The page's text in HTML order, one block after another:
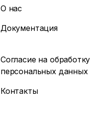
О нас
Документация
Согласие на обработку
персональных данных
Контакты